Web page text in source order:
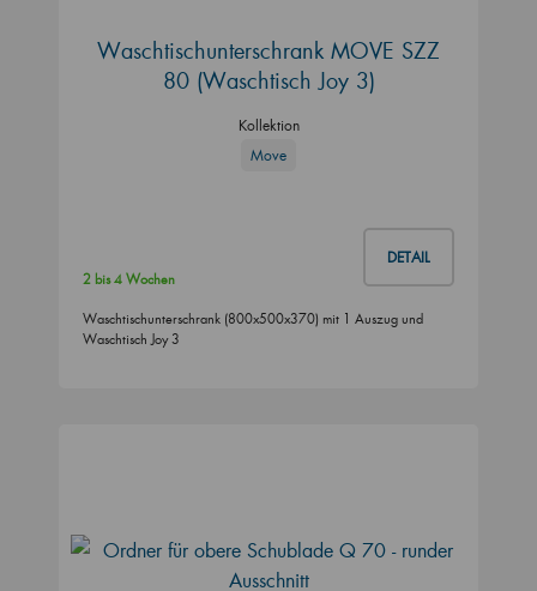
Waschtischunterschrank MOVE SZZ
80 (Waschtisch Joy 3)
Kollektion
Move
DETAIL
2 bis 4 Wochen
Waschtischunterschrank (800x500x370) mit 1 Auszug und
Waschtisch Joy 3